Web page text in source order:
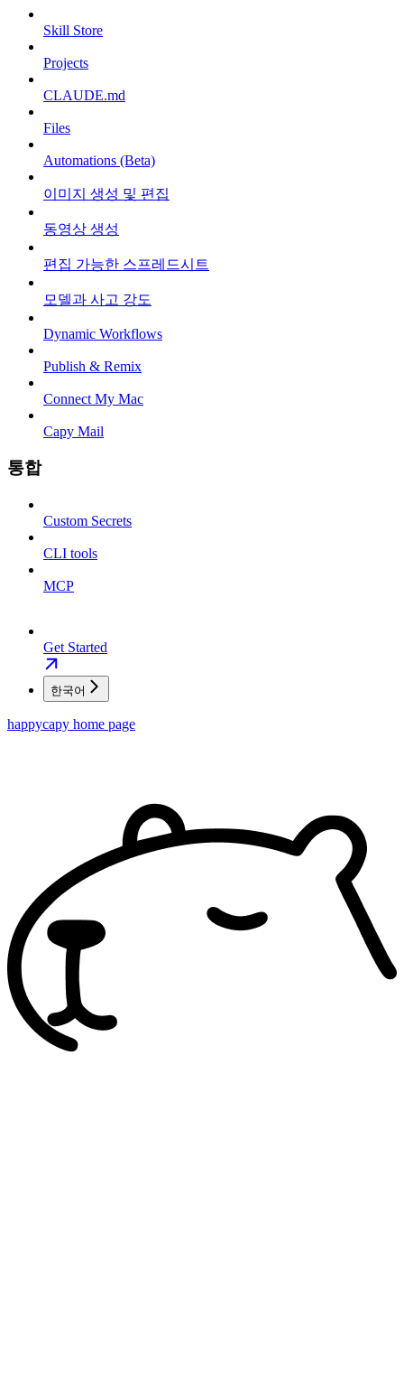
Skill Store
Projects
CLAUDE.md
Files
Automations (Beta)
이미지 생성 및 편집
동영상 생성
편집 가능한 스프레드시트
모델과 사고 강도
Dynamic Workflows
Publish & Remix
Connect My Mac
Capy Mail
통합
Custom Secrets
CLI tools
MCP
Get Started
한국어
happycapy home page